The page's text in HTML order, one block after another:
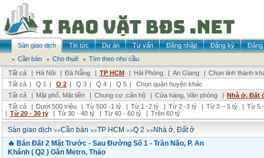
Sàn giao dịch Tin tức Dự án Tư vấn Đăng nhập Đăng ký
Đăng
Cần bán
Cho thuê
Tìm theo nhu cầu
Tất cả
| Hà Nội | Đà Nẵng | TP HCM | Hải Phòng | An Giang | Chọn tỉnh thành
Tất cả | Q 1 | Q 2 | Q 3 | Q 4 | Q 5 |
Chọn quận huyện khác
Tất cả
| Mặt phố, Mặt tiền | Chung cư ,căn hộ | Cửa hàng, Văn phòng | Nhà ở, Đất
Tất cả
| Dưới 500 triệu | Từ 500 -1 tỷ | Từ 1 -2 tỷ | Từ 2 -3 tỷ | Từ 3 – 5 tỷ | Từ 5
| Từ 20 - 30 tỷ | Từ 30 - 40 tỷ | Từ 40 - 60 tỷ | Trên 60 tỷ
Sàn giao dịch >>Cần bán >>TP HCM >>Q 2 >>Nhà ở, Đất ở
🔥 Bán Đất 2 Mặt Trước - Sau Đường Số 1 - Trần Não, P. An
Khánh ( Q2 ) Gần Metro, Thảo